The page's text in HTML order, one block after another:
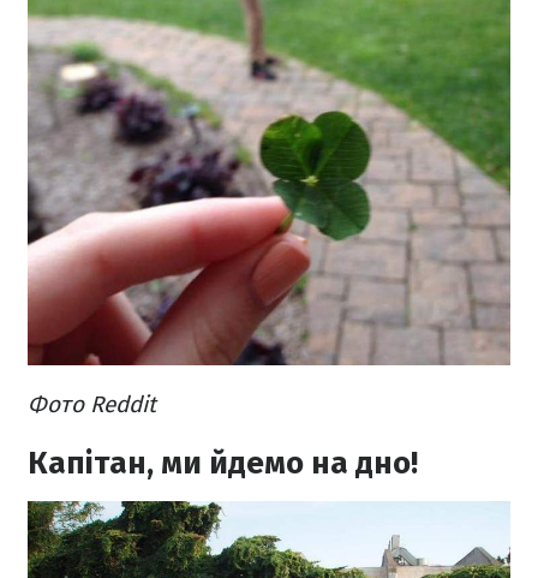
Фото Reddit
Капітан, ми йдемо на дно!